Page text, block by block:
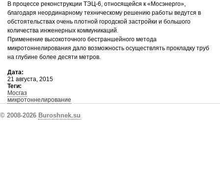
В процессе реконструкции ТЭЦ-6, относящейся к «Мосэнерго»,
благодаря неординарному техническому решению работы ведутся в
обстоятельствах очень плотной городской застройки и большого
количества инженерных коммуникаций.
Применение высокоточного бестраншейного метода
микротоннелирования дало возможность осуществлять прокладку труб
на глубине более десяти метров.
Дата:
21 августа, 2015
Теги:
Мосгаз
микротоннелирование
© 2008-2026 Buroshnek.su